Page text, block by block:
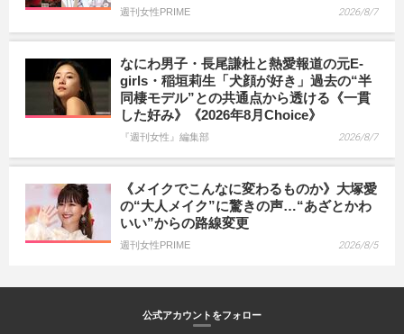
週刊女性PRIME 2026/8/7
なにわ男子・長尾謙杜と熱愛報道の元E-
girls・稲垣莉生「犬顔が好き」過去の“半
同棲モデル”との共通点から透ける《一貫
した好み》《2026年8月Choice》
『週刊女性』編集部 2026/8/7
《メイクでこんなに変わるものか》大塚愛
の“大人メイク”に驚きの声…“あざとかわ
いい”からの路線変更
週刊女性PRIME 2026/8/5
公式アカウントをフォロー